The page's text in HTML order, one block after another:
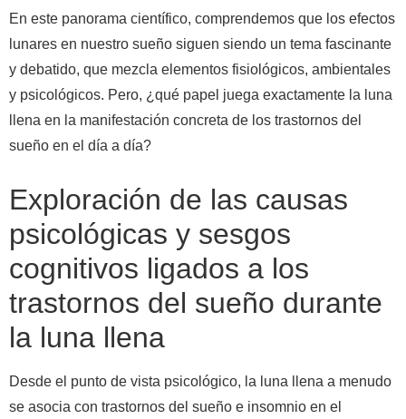
En este panorama científico, comprendemos que los efectos
lunares en nuestro sueño siguen siendo un tema fascinante
y debatido, que mezcla elementos fisiológicos, ambientales
y psicológicos. Pero, ¿qué papel juega exactamente la luna
llena en la manifestación concreta de los trastornos del
sueño en el día a día?
Exploración de las causas
psicológicas y sesgos
cognitivos ligados a los
trastornos del sueño durante
la luna llena
Desde el punto de vista psicológico, la luna llena a menudo
se asocia con trastornos del sueño e insomnio en el